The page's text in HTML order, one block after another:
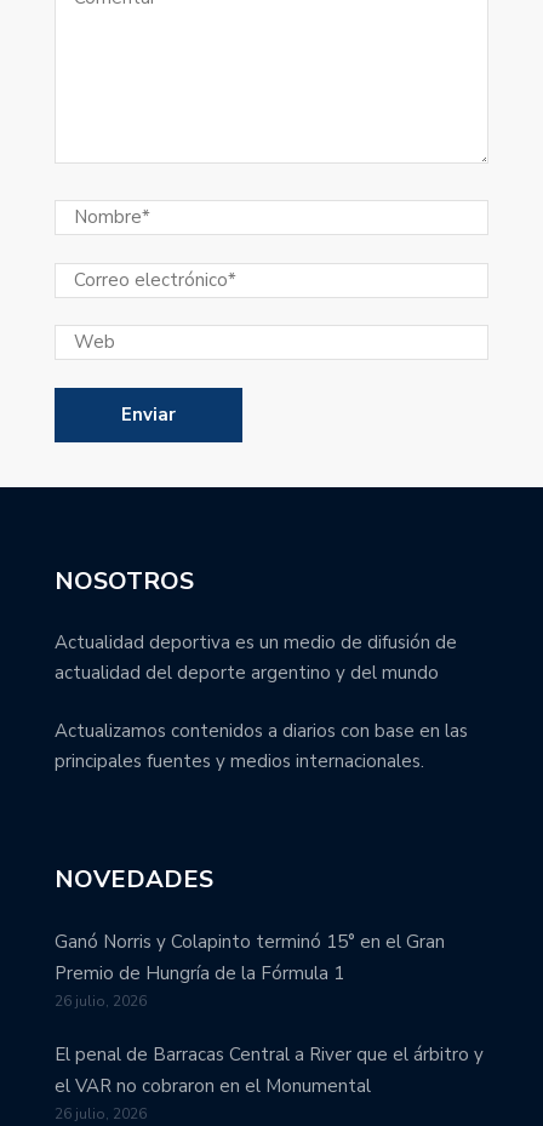
NOSOTROS
Actualidad deportiva es un medio de difusión de
actualidad del deporte argentino y del mundo
Actualizamos contenidos a diarios con base en las
principales fuentes y medios internacionales.
NOVEDADES
Ganó Norris y Colapinto terminó 15° en el Gran
Premio de Hungría de la Fórmula 1
26 julio, 2026
El penal de Barracas Central a River que el árbitro y
el VAR no cobraron en el Monumental
26 julio, 2026